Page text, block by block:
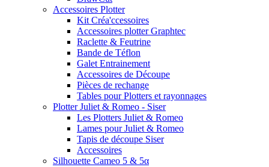
Accessoires Plotter
Kit Créa'ccessoires
Accessoires plotter Graphtec
Raclette & Feutrine
Bande de Téflon
Galet Entrainement
Accessoires de Découpe
Pièces de rechange
Tables pour Plotters et rayonnages
Plotter Juliet & Romeo - Siser
Les Plotters Juliet & Romeo
Lames pour Juliet & Romeo
Tapis de découpe Siser
Accessoires
Silhouette Cameo 5 & 5α